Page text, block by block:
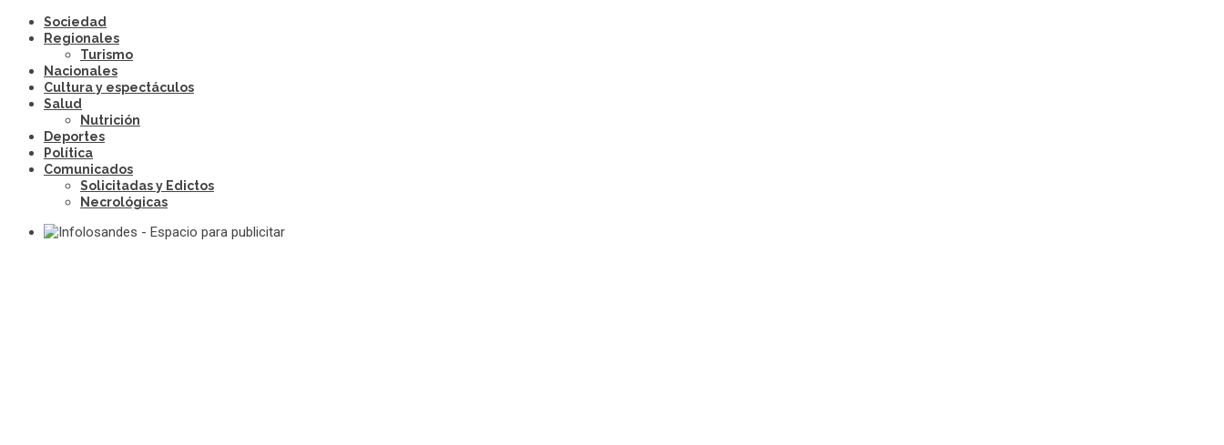
Sociedad
Regionales
Turismo
Nacionales
Cultura y espectáculos
Salud
Nutrición
Deportes
Política
Comunicados
Solicitadas y Edictos
Necrológicas